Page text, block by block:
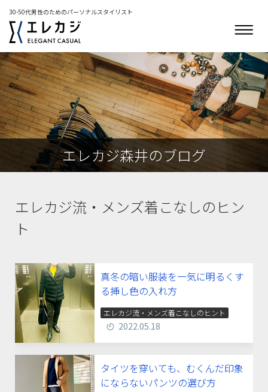
30-50代男性のためのパーソナルスタイリスト
エレカジ森井のブログ
エレカジ流・メンズ着こなしのヒン
ト
真冬の暗い服装を一気に明るくす
る挿し色の入れ方
エレカジ流・メンズ着こなしのヒント
2022.05.18
タイツを穿いても、むくんだ印象
にならないパンツの選び方